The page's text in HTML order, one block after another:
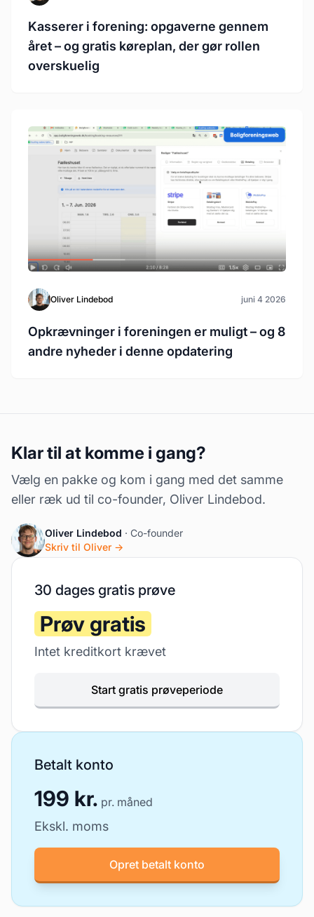
Kasserer i forening: opgaverne gennem
året – og gratis køreplan, der gør rollen
overskuelig
Oliver Lindebod juni 4 2026
Opkrævninger i foreningen er muligt – og 8
andre nyheder i denne opdatering
Klar til at komme i gang?
Vælg en pakke og kom i gang med det samme
eller ræk ud til co-founder, Oliver Lindebod.
Oliver Lindebod · Co-founder
Skriv til Oliver →
30 dages gratis prøve
Prøv gratis
Intet kreditkort krævet
Start gratis prøveperiode
Betalt konto
199 kr. pr. måned
Ekskl. moms
Opret betalt konto